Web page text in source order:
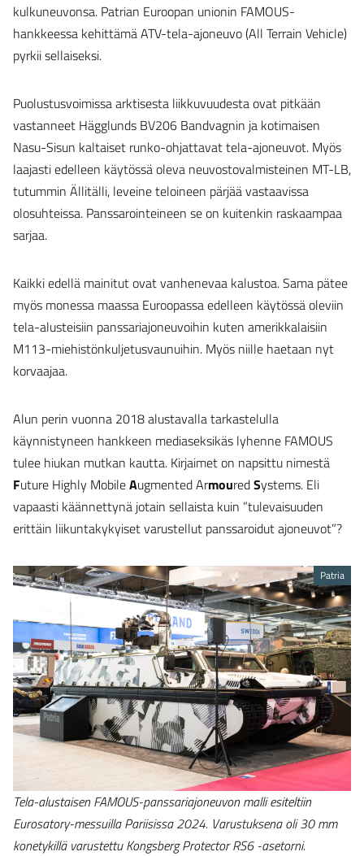
kulkuneuvonsa. Patrian Euroopan unionin FAMOUS-
hankkeessa kehittämä ATV-tela-ajoneuvo (All Terrain Vehicle)
pyrkii sellaiseksi.
Puolustusvoimissa arktisesta liikkuvuudesta ovat pitkään
vastanneet Hägglunds BV206 Bandvagnin ja kotimaisen
Nasu-Sisun kaltaiset runko-ohjattavat tela-ajoneuvot. Myös
laajasti edelleen käytössä oleva neuvostovalmisteinen MT-LB,
tutummin Ällitälli, leveine teloineen pärjää vastaavissa
olosuhteissa. Panssarointeineen se on kuitenkin raskaampaa
sarjaa.
Kaikki edellä mainitut ovat vanhenevaa kalustoa. Sama pätee
myös monessa maassa Euroopassa edelleen käytössä oleviin
tela-alusteisiin panssariajoneuvoihin kuten amerikkalaisiin
M113-miehistönkuljetusvaunuihin. Myös niille haetaan nyt
korvaajaa.
Alun perin vuonna 2018 alustavalla tarkastelulla
käynnistyneen hankkeen mediaseksikäs lyhenne FAMOUS
tulee hiukan mutkan kautta. Kirjaimet on napsittu nimestä
Future Highly MobileAugmented ArmouredSystems. Eli
vapaasti käännettynä jotain sellaista kuin ”tulevaisuuden
erittäin liikuntakykyiset varustellut panssaroidut ajoneuvot”?
Tela-alustaisen FAMOUS-panssariajoneuvon malli esiteltiin
Eurosatory-messuilla Pariisissa 2024. Varustuksena oli 30 mm
konetykillä varustettu Kongsberg Protector RS6 -asetorni.
Patria